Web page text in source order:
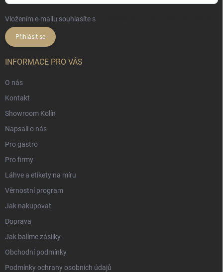
Vložením e-mailu souhlasíte s
Přihlásit se
INFORMACE PRO VÁS
O nás
Kontakt
Showroom Kolín
Napsali o nás
Pro gastro
Pro firmy
Láhve a etikety na míru
Věrnostní program
Jak nakupovat
Doprava
Jak balíme zásilky
Obchodní podmínky
Podmínky ochrany osobních údajů